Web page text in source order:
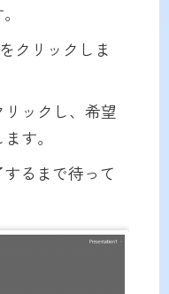
クリックしま
ックし、希望
す。
るまで待って